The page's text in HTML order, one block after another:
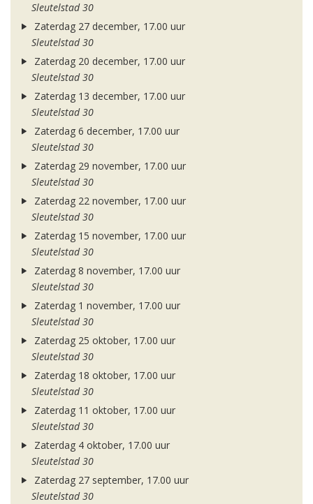
Sleutelstad 30
Zaterdag 27 december, 17.00 uur
Sleutelstad 30
Zaterdag 20 december, 17.00 uur
Sleutelstad 30
Zaterdag 13 december, 17.00 uur
Sleutelstad 30
Zaterdag 6 december, 17.00 uur
Sleutelstad 30
Zaterdag 29 november, 17.00 uur
Sleutelstad 30
Zaterdag 22 november, 17.00 uur
Sleutelstad 30
Zaterdag 15 november, 17.00 uur
Sleutelstad 30
Zaterdag 8 november, 17.00 uur
Sleutelstad 30
Zaterdag 1 november, 17.00 uur
Sleutelstad 30
Zaterdag 25 oktober, 17.00 uur
Sleutelstad 30
Zaterdag 18 oktober, 17.00 uur
Sleutelstad 30
Zaterdag 11 oktober, 17.00 uur
Sleutelstad 30
Zaterdag 4 oktober, 17.00 uur
Sleutelstad 30
Zaterdag 27 september, 17.00 uur
Sleutelstad 30